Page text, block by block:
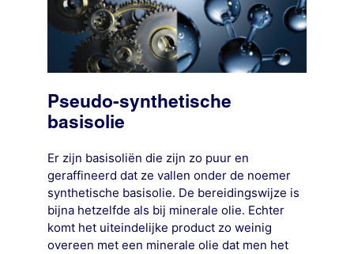
Pseudo-synthetische
basisolie
Er zijn basisoliën die zijn zo puur en
geraffineerd dat ze vallen onder de noemer
synthetische basisolie. De bereidingswijze is
bijna hetzelfde als bij minerale olie. Echter
komt het uiteindelijke product zo weinig
overeen met een minerale olie dat men het